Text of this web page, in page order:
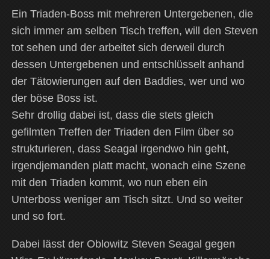
Ein Triaden-Boss mit mehreren Untergebenen, die
sich immer am selben Tisch treffen, will den Steven
tot sehen und der arbeitet sich derweil durch
dessen Untergebenen und entschlüsselt anhand
der Tätowierungen auf den Baddies, wer und wo
der böse Boss ist.
Sehr drollig dabei ist, dass die stets gleich
gefilmten Treffen der Triaden den Film über so
strukturieren, dass Seagal irgendwo hin geht,
irgendjemanden platt macht, wonach eine Szene
mit den Triaden kommt, wo nun eben ein
Unterboss weniger am Tisch sitzt. Und so weiter
und so fort.
Dabei lässt der Oblowitz Steven Seagal gegen